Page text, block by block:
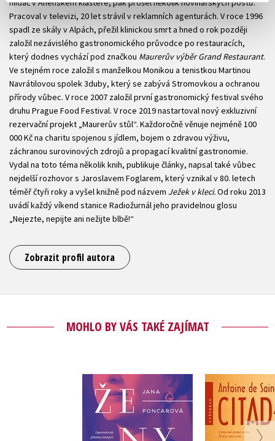
hlídač v Anenském klášteře, pak prošel několik novinářských postů.
Pracoval v televizi, 20 let strávil v reklamních agenturách. V roce 1996
spadl ze skály v Alpách, přežil klinickou smrt a hned o rok později
založil nezávislého gastronomického průvodce po restauracích,
který dodnes vychází pod značkou Maurerův výběr Grand Restaurant.
Ve stejném roce založil s manželkou Monikou a tenistkou Martinou
Navrátilovou spolek 3duby, který se zabývá Stromovkou a ochranou
přírody vůbec. V roce 2007 založil první gastronomický festival svého
druhu Prague Food Festival. V roce 2019 nastartoval nový exkluzivní
rezervační projekt „Maurerův stůl“. Každoročně věnuje nejméně 100
000 Kč na charitu spojenou s jídlem, bojem o zdravou výživu,
záchranou surovinových zdrojů a propagací kvalitní gastronomie.
Vydal na toto téma několik knih, publikuje články, napsal také vůbec
nejdelší rozhovor s Jaroslavem Foglarem, který vznikal v 80. letech
téměř čtyři roky a vyšel knižně pod názvem Ježek v kleci.Od roku 2013
uvádí každý víkend stanice Radiožurnál jeho pravidelnou glosu
„Nejezte, nepijte ani nežijte blbě!“
Zobrazit profil autora
MOHLO BY VÁS TAKÉ ZAJÍMAT
Ženy slova
Jana Poncarová Antoine de